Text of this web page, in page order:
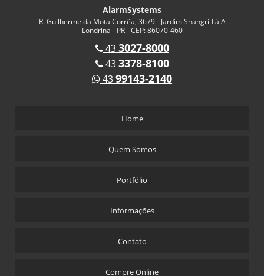
AlarmSystems
R. Guilherme da Mota Corrêa, 3679 - Jardim Shangri-Lá A
Londrina - PR - CEP: 86070-460
433027-8000
433378-8100
4399143-2140
Home
Quem Somos
Portfólio
Informações
Contato
Compre Online